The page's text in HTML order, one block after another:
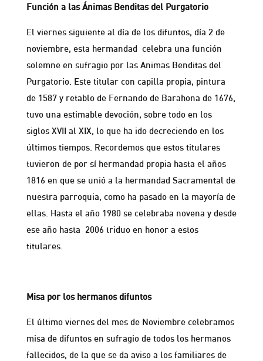
Función a las Ánimas Benditas del Purgatorio
El viernes siguiente al día de los difuntos, día 2 de
noviembre, esta hermandad celebra una función
solemne en sufragio por las Animas Benditas del
Purgatorio. Este titular con capilla propia, pintura
de 1587 y retablo de Fernando de Barahona de 1676,
tuvo una estimable devoción, sobre todo en los
siglos XVII al XIX, lo que ha ido decreciendo en los
últimos tiempos. Recordemos que estos titulares
tuvieron de por sí hermandad propia hasta el años
1816 en que se unió a la hermandad Sacramental de
nuestra parroquia, como ha pasado en la mayoría de
ellas. Hasta el año 1980 se celebraba novena y desde
ese año hasta 2006 triduo en honor a estos
titulares.
Misa por los hermanos difuntos
El último viernes del mes de Noviembre celebramos
misa de difuntos en sufragio de todos los hermanos
fallecidos, de la que se da aviso a los familiares de